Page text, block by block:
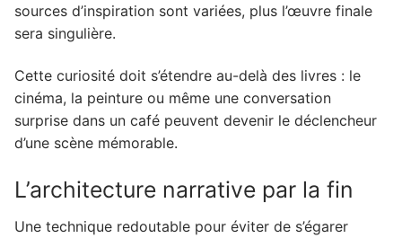
sources d’inspiration sont variées, plus l’œuvre finale
sera singulière.
Cette curiosité doit s’étendre au-delà des livres : le
cinéma, la peinture ou même une conversation
surprise dans un café peuvent devenir le déclencheur
d’une scène mémorable.
L’architecture narrative par la fin
Une technique redoutable pour éviter de s’égarer